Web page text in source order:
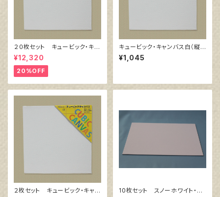
２０枚セット キュービック・キャ
ンバス白（縦200㎜×横200㎜×
厚38㎜）
¥12,320
20%OFF
キュービック・キャンバス白（縦3
00㎜×横300㎜×厚38㎜）
¥1,045
２枚セット キュービック・キャン
10枚セット スノーホワイト・キ